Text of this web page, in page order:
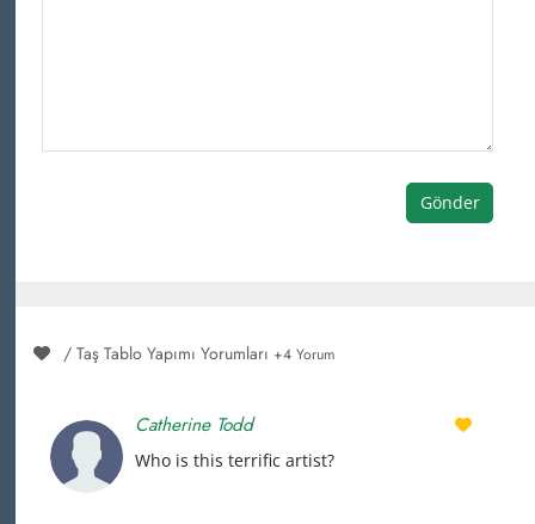
Gönder
/ Taş Tablo Yapımı Yorumları +4 Yorum
Catherine Todd
Who is this terrific artist?